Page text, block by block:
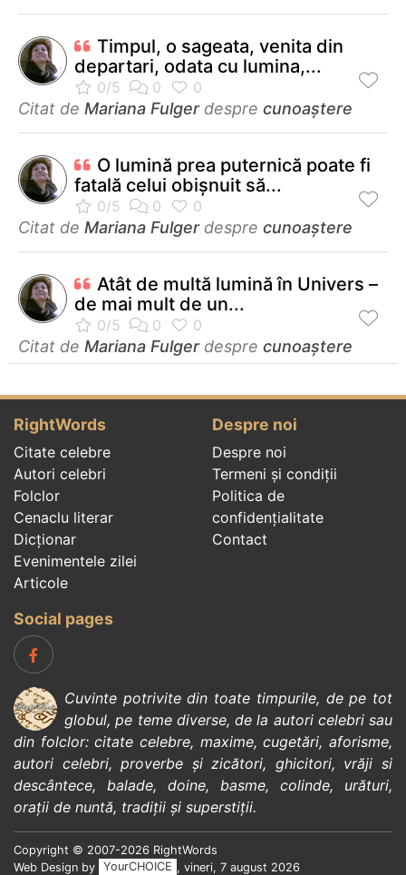
Timpul, o sageata, venita din
departari, odata cu lumina,...
Citat de Mariana Fulgerdespre cunoaștere
O lumină prea puternică poate fi
fatală celui obişnuit să...
Citat de Mariana Fulgerdespre cunoaștere
Atât de multă lumină în Univers –
de mai mult de un...
Citat de Mariana Fulgerdespre cunoaștere
RightWords
Citate celebre
Autori celebri
Folclor
Cenaclu literar
Dicționar
Evenimentele zilei
Articole
Despre noi
Despre noi
Termeni și condiții
Politica de
confidenţialitate
Contact
Social pages
Cuvinte potrivite din toate timpurile, de pe tot
globul, pe teme diverse, de la autori celebrisau
din folclor:citate celebre, maxime,cugetări,aforisme,
autori celebri,proverbe și zicători, ghicitori, vrăji si
descântece, balade, doine, basme, colinde, urături,
orații de nuntă, tradiții și superstiții.
Copyright © 2007-2026 RightWords
Web Design by
YourCHOICE , vineri, 7 august 2026